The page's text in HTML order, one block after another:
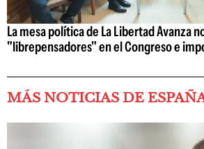
La mesa política de La Libertad Avanza
"librepensadores" en el Congreso e
MÁS NOTICIAS DE